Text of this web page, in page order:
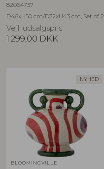
82064737
D46xH50 cm/D32xH43 cm, Set of 2
Vejl. udsalgspris
1.299,00 DKK
NYHED
BLOOMINGVILLE